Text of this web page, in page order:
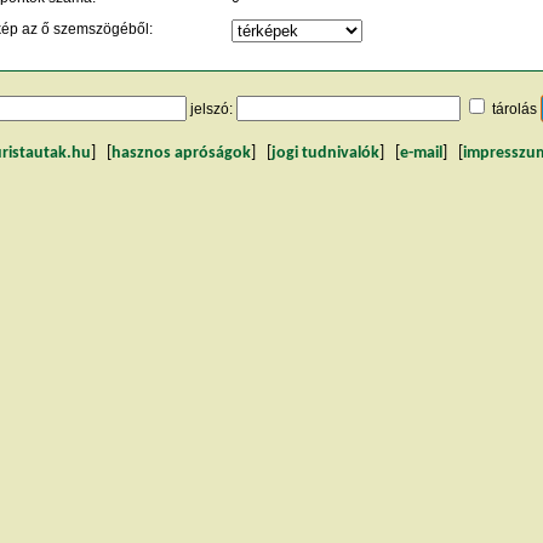
az ő szemszögéből:
jelszó: tárolás
hasznos apróságok jogi tudnivalók e-mail